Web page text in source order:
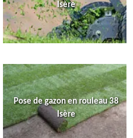
Isère
Pose de gazon en rouleau 38
Isère